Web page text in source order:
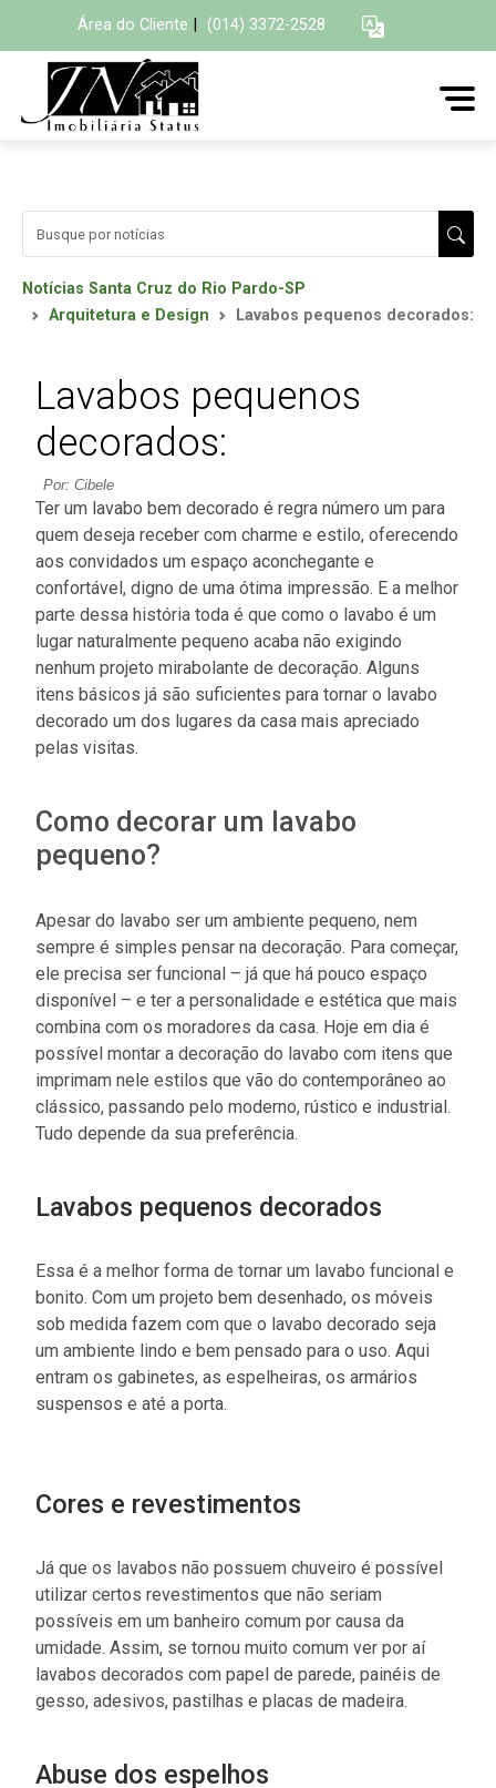
Área do Cliente (014) 3372-2528
Notícias Santa Cruz do Rio Pardo-SP
Arquitetura e Design
Lavabos pequenos decorados:
Lavabos pequenos
decorados:
Por: Cibele
Ter um lavabo bem decorado é regra número um para
quem deseja receber com charme e estilo, oferecendo
aos convidados um espaço aconchegante e
confortável, digno de uma ótima impressão. E a melhor
parte dessa história toda é que como o lavabo é um
lugar naturalmente pequeno acaba não exigindo
nenhum projeto mirabolante de decoração. Alguns
itens básicos já são suficientes para tornar o lavabo
decorado um dos lugares da casa mais apreciado
pelas visitas.
Como decorar um lavabo
pequeno?
Apesar do lavabo ser um ambiente pequeno, nem
sempre é simples pensar na decoração. Para começar,
ele precisa ser funcional – já que há pouco espaço
disponível – e ter a personalidade e estética que mais
combina com os moradores da casa. Hoje em dia é
possível montar a decoração do lavabo com itens que
imprimam nele estilos que vão do contemporâneo ao
clássico, passando pelo moderno, rústico e industrial.
Tudo depende da sua preferência.
Lavabos pequenos decorados
Essa é a melhor forma de tornar um lavabo funcional e
bonito. Com um projeto bem desenhado, os móveis
sob medida fazem com que o lavabo decorado seja
um ambiente lindo e bem pensado para o uso. Aqui
entram os gabinetes, as espelheiras, os armários
suspensos e até a porta.
Cores e revestimentos
Já que os lavabos não possuem chuveiro é possível
utilizar certos revestimentos que não seriam
possíveis em um banheiro comum por causa da
umidade. Assim, se tornou muito comum ver por aí
lavabos decorados com papel de parede, painéis de
gesso, adesivos, pastilhas e placas de madeira.
Abuse dos espelhos